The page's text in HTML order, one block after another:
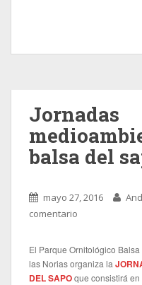
Jornadas
balsa del
mayo 27, 2016
comentario
El Parque Ornitológico
las Norias organiza la
DEL SAPOque consistirá